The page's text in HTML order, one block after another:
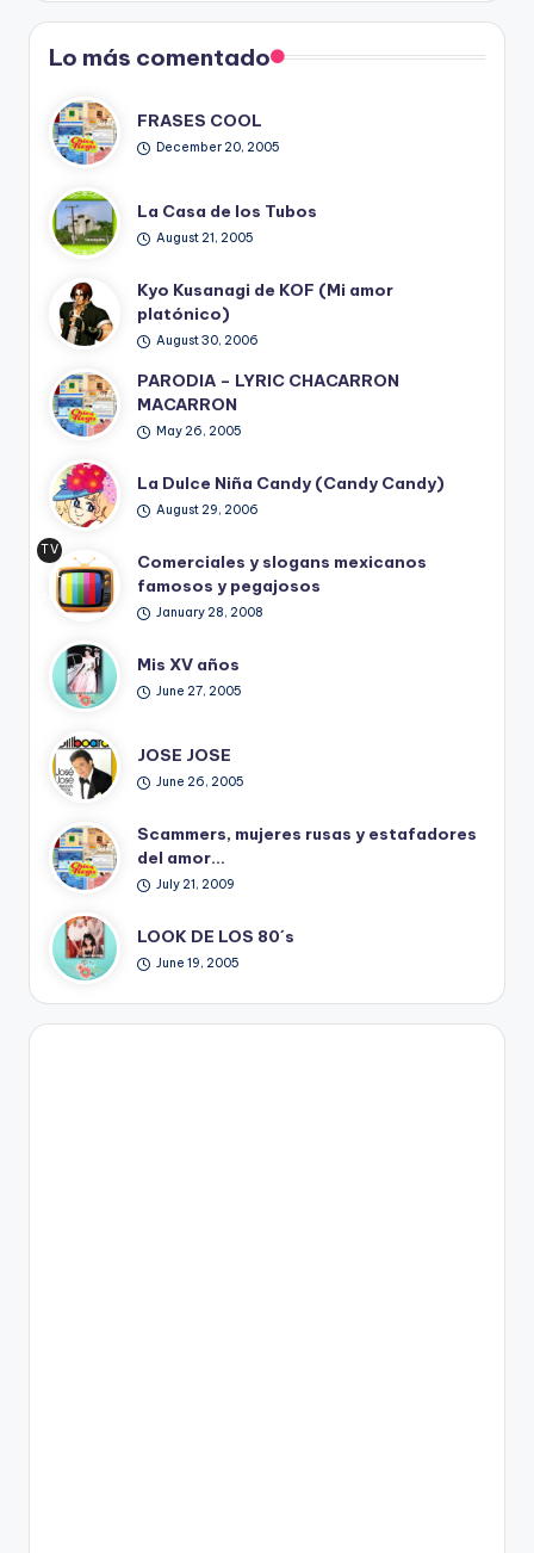
Blog
Lo más comentado
FRASES COOL
December 20, 2005
La Casa de los Tubos
August 21, 2005
Kyo Kusanagi de KOF (Mi amor
platónico)
August 30, 2006
PARODIA – LYRIC CHACARRON
MACARRON
May 26, 2005
La Dulce Niña Candy (Candy Candy)
August 29, 2006
TV
Ret
ro
Comerciales y slogans mexicanos
famosos y pegajosos
January 28, 2008
Mis XV años
June 27, 2005
JOSE JOSE
June 26, 2005
Scammers, mujeres rusas y estafadores
del amor…
July 21, 2009
LOOK DE LOS 80´s
June 19, 2005